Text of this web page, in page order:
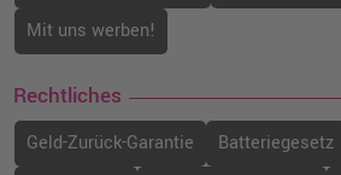
Mit uns werben!
Rechtliches
Geld-Zurück-Garantie Batteriegesetz